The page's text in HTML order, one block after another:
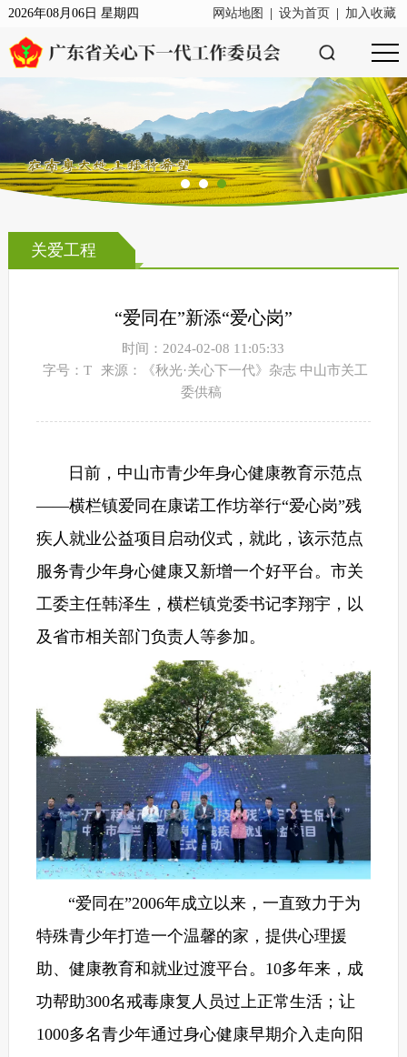
网站地图 设为首页 加入收藏
2026年08月06日 星期四
关爱工程
“爱同在”新添“爱心岗”
时间：2024-02-08 11:05:33
字号：T
来源：《秋光·关心下一代》杂志 中山市关工
委供稿
日前，中山市青少年身心健康教育示范点
——横栏镇爱同在康诺工作坊举行“爱心岗”残
疾人就业公益项目启动仪式，就此，该示范点
服务青少年身心健康又新增一个好平台。市关
工委主任韩泽生，横栏镇党委书记李翔宇，以
及省市相关部门负责人等参加。
“爱同在”2006年成立以来，一直致力于为
特殊青少年打造一个温馨的家，提供心理援
助、健康教育和就业过渡平台。10多年来，成
功帮助300名戒毒康复人员过上正常生活；让
1000多名青少年通过身心健康早期介入走向阳